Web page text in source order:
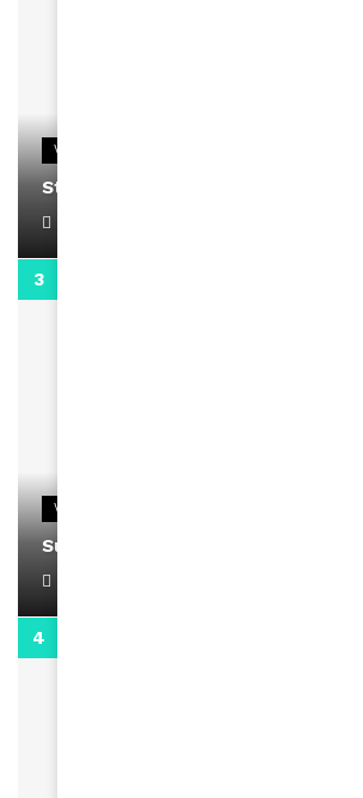
VIDEOS
Stacy passe un message
VIDEOS
Support Black Business Wee-kend